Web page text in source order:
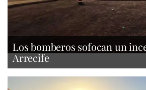
Los bomberos sofocan un
Arrecife